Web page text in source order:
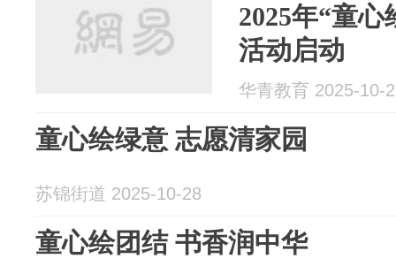
2025年“童
活动启动
华青教育 2025-10-
童心绘绿意 志愿清家园
苏锦街道 2025-10-28
童心绘团结 书香润中华